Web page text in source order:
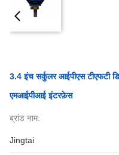
3.4 इंच सर्कुलर आईपीएस टीएफटी
एमआईपीआई इंटरफ़ेस
ब्रांड नाम:
Jingtai